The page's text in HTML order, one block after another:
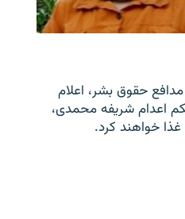
حقوق بشر، اعلام
اعدام شریفه محمدی،
خواهند کرد.